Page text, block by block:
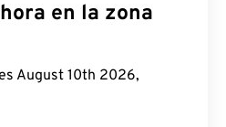
en la zona
August 10th 2026,